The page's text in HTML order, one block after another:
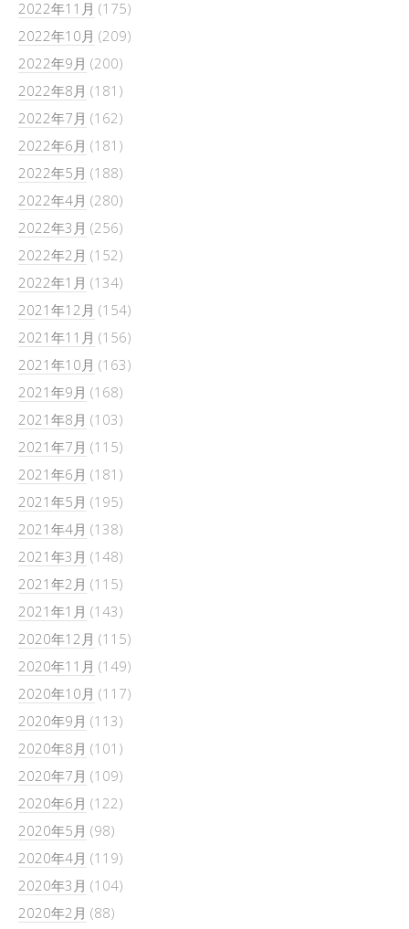
2022年11月 (175)
2022年10月 (209)
2022年9月 (200)
2022年8月 (181)
2022年7月 (162)
2022年6月 (181)
2022年5月 (188)
2022年4月 (280)
2022年3月 (256)
2022年2月 (152)
2022年1月 (134)
2021年12月 (154)
2021年11月 (156)
2021年10月 (163)
2021年9月 (168)
2021年8月 (103)
2021年7月 (115)
2021年6月 (181)
2021年5月 (195)
2021年4月 (138)
2021年3月 (148)
2021年2月 (115)
2021年1月 (143)
2020年12月 (115)
2020年11月 (149)
2020年10月 (117)
2020年9月 (113)
2020年8月 (101)
2020年7月 (109)
2020年6月 (122)
2020年5月 (98)
2020年4月 (119)
2020年3月 (104)
2020年2月 (88)